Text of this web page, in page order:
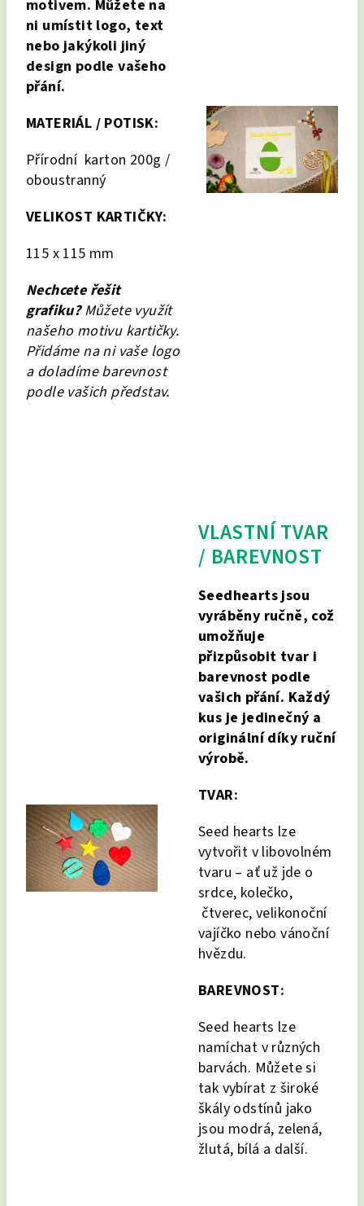
motivem. Můžete na
ni umístit logo, text
nebo jakýkoli jiný
design podle vašeho
přání.
MATERIÁL / POTISK:
Přírodní karton 200g /
oboustranný
VELIKOST KARTIČKY:
115 x 115 mm
Nechcete řešit
grafiku?Můžete využít
našeho motivu kartičky.
Přidáme na ni vaše logo
a doladíme barevnost
podle vašich představ.
VLASTNÍ TVAR
/ BAREVNOST
Seedhearts jsou
vyráběny ručně, což
umožňuje
přizpůsobit tvar i
barevnost podle
vašich přání. Každý
kus je jedinečný a
originální díky ruční
výrobě.
TVAR:
Seed hearts lze
vytvořit v libovolném
tvaru – ať už jde o
srdce, kolečko,
čtverec, velikonoční
vajíčko nebo vánoční
hvězdu.
BAREVNOST:
Seed hearts lze
namíchat v různých
barvách. Můžete si
tak vybírat z široké
škály odstínů jako
jsou modrá, zelená,
žlutá, bílá a další.